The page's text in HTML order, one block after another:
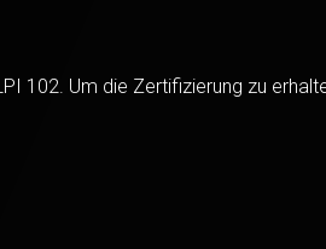
102. Um die Zertifizierung zu